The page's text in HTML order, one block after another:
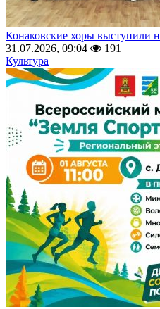
Конаковские хоры выступили
31.07.2026, 09:04
191
Культура